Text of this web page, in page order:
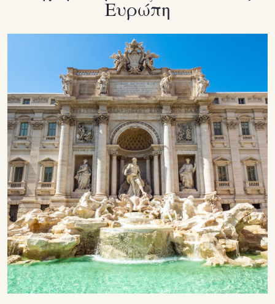
VIDEOS
Facebook
Instagram
Youtube
TikTok
X(Twitter)
Ευρώπη